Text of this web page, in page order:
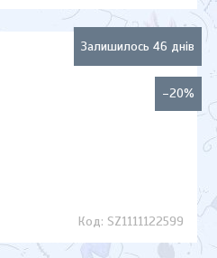
–20%
Залишилось 46 днів
SZ1111122599